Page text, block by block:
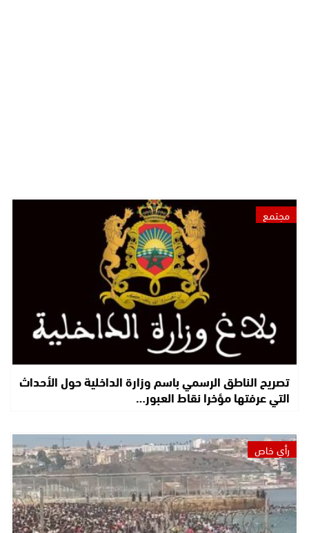
مجتمع
تصريح الناطق الرسمي باسم وزارة الداخلية حول الأحداث
التي عرفتها مؤخرا نقاط العبور…
رأي خاص